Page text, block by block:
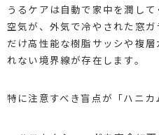
うるケアは自動で家中を潤し
空気が、外気で冷やされた窓
だけ高性能な樹脂サッシや複
れない境界線が存在します。
特に注意すべき盲点が「ハニカ